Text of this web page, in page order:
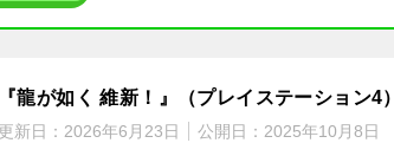
『龍が如く 維新！』（プレイステーション4）
更新日： 2026年6月23日 公開日： 2025年10月8日